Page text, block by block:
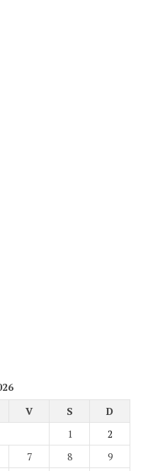
V S
D
1
2
7 8
9